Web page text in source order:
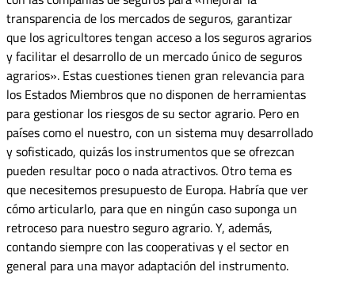
transparencia de los mercados de seguros, garantizar
que los agricultores tengan acceso a los seguros agrarios
y facilitar el desarrollo de un mercado único de seguros
agrarios». Estas cuestiones tienen gran relevancia para
los Estados Miembros que no disponen de herramientas
para gestionar los riesgos de su sector agrario. Pero en
países como el nuestro, con un sistema muy desarrollado
y sofisticado, quizás los instrumentos que se ofrezcan
pueden resultar poco o nada atractivos. Otro tema es
que necesitemos presupuesto de Europa. Habría que ver
cómo articularlo, para que en ningún caso suponga un
retroceso para nuestro seguro agrario. Y, además,
contando siempre con las cooperativas y el sector en
general para una mayor adaptación del instrumento.